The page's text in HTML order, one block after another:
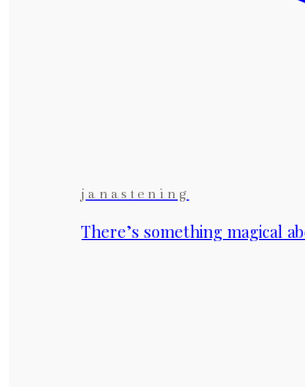
janastening
There’s something magical